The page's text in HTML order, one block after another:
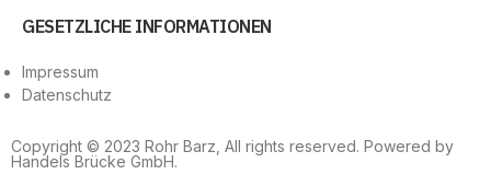
GESETZLICHE INFORMATIONEN
Impressum
Datenschutz
Copyright © 2023 Rohr Barz, All rights reserved. Powered by
Handels Brücke GmbH.